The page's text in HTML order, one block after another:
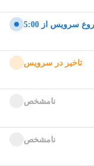
سرويس از 5:00
تاخير در سرويس
نامشخص
نامشخص
نمایش نقشه